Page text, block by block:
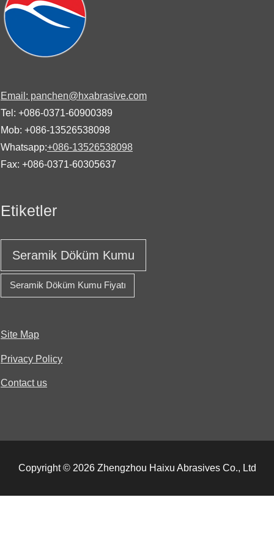
Email: panchen@hxabrasive.com
Tel: +086-0371-60900389
Mob: +086-13526538098
Whatsapp:+086-13526538098
Fax: +086-0371-60305637
Etiketler
Seramik Döküm Kumu
Seramik Döküm Kumu Fiyatı
Site Map
Privacy Policy
Contact us
Copyright © 2026 Zhengzhou Haixu Abrasives Co., Ltd